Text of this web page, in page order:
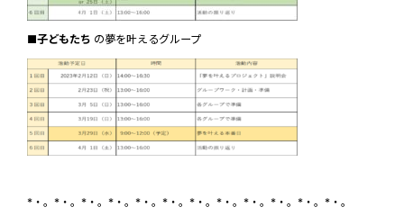
■子どもたち の夢を叶えるグループ
*・。*・。*・。*・。*・。*・。*・。*・。*・。*・。*・。*・。